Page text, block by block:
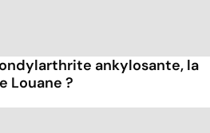
ankylosante, la
Louane ?